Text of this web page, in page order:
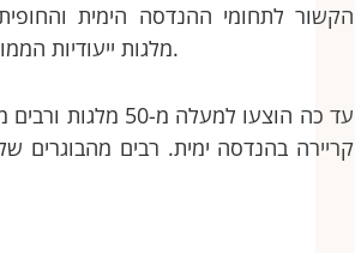
הקשור לתחומי ההנדסה הימית
מלגות ייעודיות הממומנות על ידי חברת נמלי ישראל.
עד כה הוצעו למעלה
קריירה בהנדסה ימית. רבים מהבוגרים